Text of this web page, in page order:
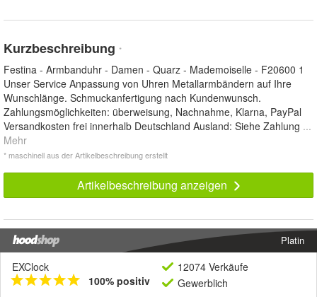
Kurzbeschreibung *
Festina - Armbanduhr - Damen - Quarz - Mademoiselle - F20600 1
Unser Service Anpassung von Uhren Metallarmbändern auf Ihre
Wunschlänge. Schmuckanfertigung nach Kundenwunsch.
Zahlungsmöglichkeiten: überweisung, Nachnahme, Klarna, PayPal
Versandkosten frei innerhalb Deutschland Ausland: Siehe Zahlung ...
Mehr
* maschinell aus der Artikelbeschreibung erstellt
Artikelbeschreibung anzeigen
Platin
EXClock
100% positiv
12074 Verkäufe
Gewerblich